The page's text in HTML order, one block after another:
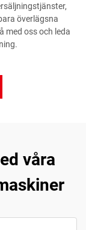
överlägsna
med oss och leda
våra